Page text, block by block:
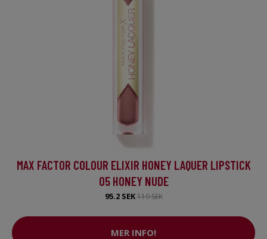
MAX FACTOR COLOUR ELIXIR HONEY LAQUER LIPSTICK
05 HONEY NUDE
95.2 SEK119 SEK
MER INFO!